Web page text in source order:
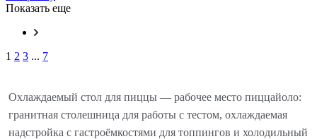
Показать еще
1 2 3 ... 7
Охлаждаемый стол для пиццы — рабочее место пиццайоло:
гранитная столешница для работы с тестом, охлаждаемая
надстройка с гастроёмкостями для топпингов и холодильный